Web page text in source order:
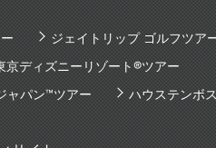
ジェイトリップ ゴルフツア
京ディズニーリゾート®ツアー
ャパン™ツアー
ハウステンボ